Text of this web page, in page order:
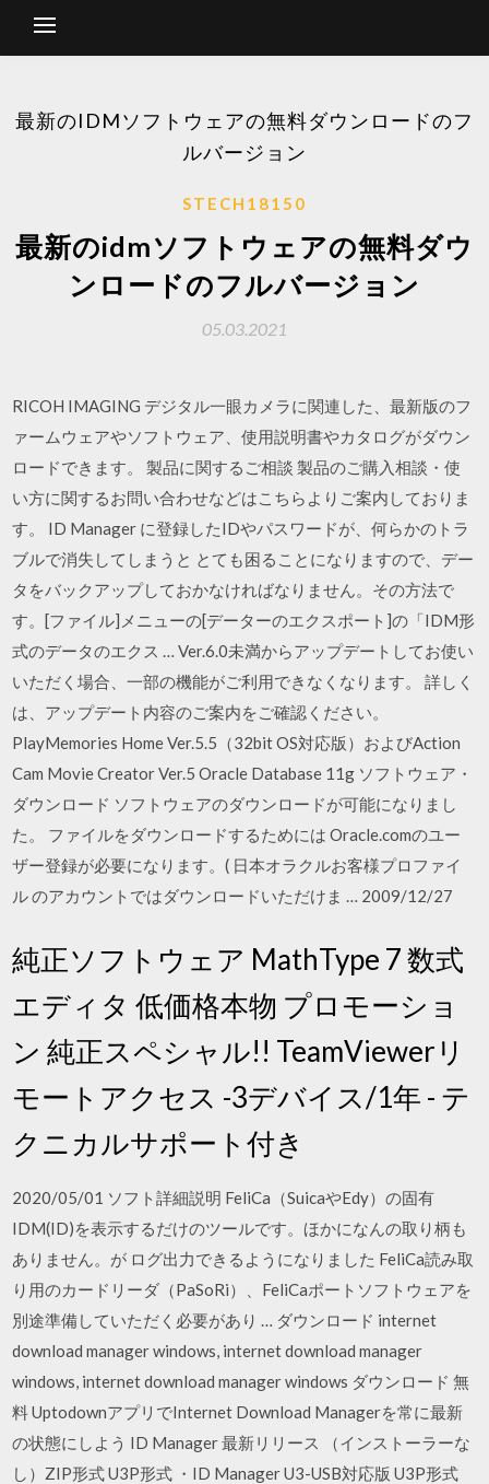
最新のIDMソフトウェアの無料ダウンロードのフ
ルバージョン
STECH18150
最新のidmソフトウェアの無料ダウ
ンロードのフルバージョン
05.03.2021
RICOH IMAGING デジタル一眼カメラに関連した、最新版のフ
ァームウェアやソフトウェア、使用説明書やカタログがダウン
ロードできます。 製品に関するご相談 製品のご購入相談・使
い方に関するお問い合わせなどはこちらよりご案内しておりま
す。 ID Manager に登録したIDやパスワードが、何らかのトラ
ブルで消失してしまうと とても困ることになりますので、デー
タをバックアップしておかなければなりません。その方法で
す。[ファイル]メニューの[データーのエクスポート]の「IDM形
式のデータのエクス … Ver.6.0未満からアップデートしてお使い
いただく場合、一部の機能がご利用できなくなります。 詳しく
は、アップデート内容のご案内をご確認ください。
PlayMemories Home Ver.5.5（32bit OS対応版）およびAction
Cam Movie Creator Ver.5 Oracle Database 11g ソフトウェア・
ダウンロード ソフトウェアのダウンロードが可能になりまし
た。 ファイルをダウンロードするためには Oracle.comのユー
ザー登録が必要になります。( 日本オラクルお客様プロファイ
ル のアカウントではダウンロードいただけま … 2009/12/27
純正ソフトウェア MathType 7 数式
エディタ 低価格本物 プロモーショ
ン 純正スペシャル!! TeamViewerリ
モートアクセス -3デバイス/1年 - テ
クニカルサポート付き
2020/05/01 ソフト詳細説明 FeliCa（SuicaやEdy）の固有
IDM(ID)を表示するだけのツールです。ほかになんの取り柄も
ありません。が ログ出力できるようになりました FeliCa読み取
り用のカードリーダ（PaSoRi）、FeliCaポートソフトウェアを
別途準備していただく必要があり … ダウンロード internet
download manager windows, internet download manager
windows, internet download manager windows ダウンロード 無
料 UptodownアプリでInternet Download Managerを常に最新
の状態にしよう ID Manager 最新リリース （インストーラーな
し）ZIP形式 U3P形式 ・ID Manager U3-USB対応版 U3P形式